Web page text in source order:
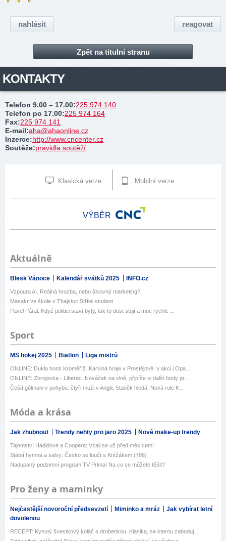
reagovat
nahlásit
Zpět na titulní stranu
KONTAKTY
Telefon 9.00 – 17.00:225 974 140
Telefon po 17.00:225 974 164
Fax:225 974 141
E-mail:aha@ahaonline.cz
Inzerce:http://www.cncenter.cz
Soutěže:pravidla soutěží
Klasická verze Mobilní verze
VÝBĚR
Aktuálně
Blesk Vánoce Kalendář svátků 2025 INFO.cz
Vzpoura AI. Reálná hrozba, nebo šikovný marketing?
Masakr ve škole v Thajsku: Střílel student
Pavel Páral: Když politici staví byty, tak to dost stojí a moc rychle ...
Sport
MS hokej 2025 Biatlon Liga mistrů
ONLINE: Dukla hostí Kroměříž. Karviná hraje v Prostějově, v akci i Opa...
ONLINE: Zbrojovka - Liberec. Nováček na vlně, připíše si další body pr...
Čeští gólmani v pohybu: čtyři muži v Anglii, Staněk hledá. Nová role K...
Móda a krása
Jak zhubnout Trendy nehty pro jaro 2025 Nové make-up trendy
Tajemství Hadidové a Coopera: Vzali se už před měsícem!
Státní hymna a salvy: Česko se loučí s Knížákem (†86)
Nadupaný podzimní program TV Prima! Na co se můžete těšit?
Pro ženy a maminky
Nejčastější novoroční předsevzetí Miminko a mráz
Jak vybírat letní
dovolenou
RECEPT: Kynutý švestkový koláč s drobenkou. Klasika, se kterou zaboduj...